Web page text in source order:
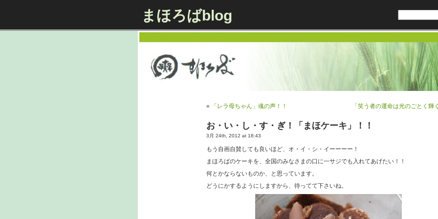
まほろばblog
« 「レラ母ちゃん」魂の声！！ 「笑う者の運命は光のごとく輝
お・い・し・す・ぎ！「まほケーキ」！！
3月 24th, 2012 at 18:43
もう自画自賛しても良いほど、オ・イ・シ・イーーーー！
まほろばのケーキを、全国のみなさまの口に一サジでも入れてあげたい！！
何とかならないものか、と思っています。
どうにかするようにしますから、待ってて下さいね。